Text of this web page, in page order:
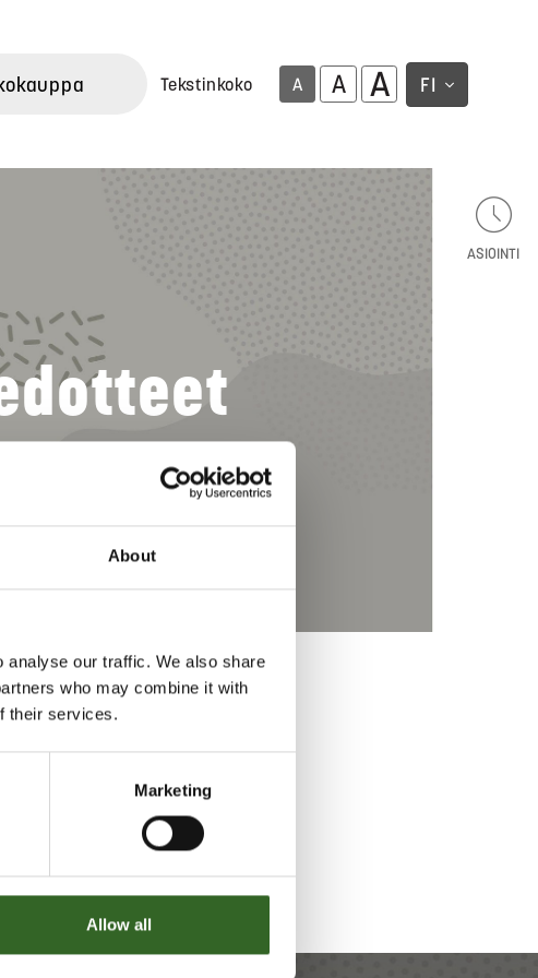
About
analyse our traffic. We also share
who may combine it with
their services.
Marketing
Allow all
Tekstinkoko A A A FI
ASIOINTI